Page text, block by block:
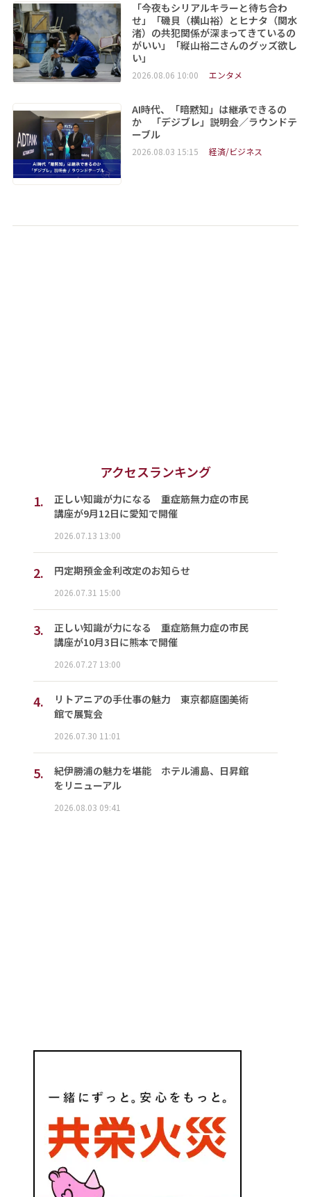
「今夜もシリアルキラーと待ち合わ
せ」「磯貝（横山裕）とヒナタ（関水
渚）の共犯関係が深まってきているの
がいい」「縦山裕二さんのグッズ欲し
い」
2026.08.06 10:00 エンタメ
AI時代、「暗黙知」は継承できるの
か 「デジブレ」説明会／ラウンドテ
ーブル
2026.08.03 15:15 経済/ビジネス
アクセスランキング
1.
正しい知識が力になる 重症筋無力症の市民
講座が9月12日に愛知で開催
2026.07.13 13:00
2. 円定期預金金利改定のお知らせ
2026.07.31 15:00
3.
正しい知識が力になる 重症筋無力症の市民
講座が10月3日に熊本で開催
2026.07.27 13:00
4.
リトアニアの手仕事の魅力 東京都庭園美術
館で展覧会
2026.07.30 11:01
5.
紀伊勝浦の魅力を堪能 ホテル浦島、日昇館
をリニューアル
2026.08.03 09:41